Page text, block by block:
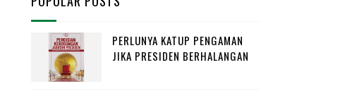
PERLUNYA KATUP PENGAMAN
JIKA PRESIDEN BERHALANGAN